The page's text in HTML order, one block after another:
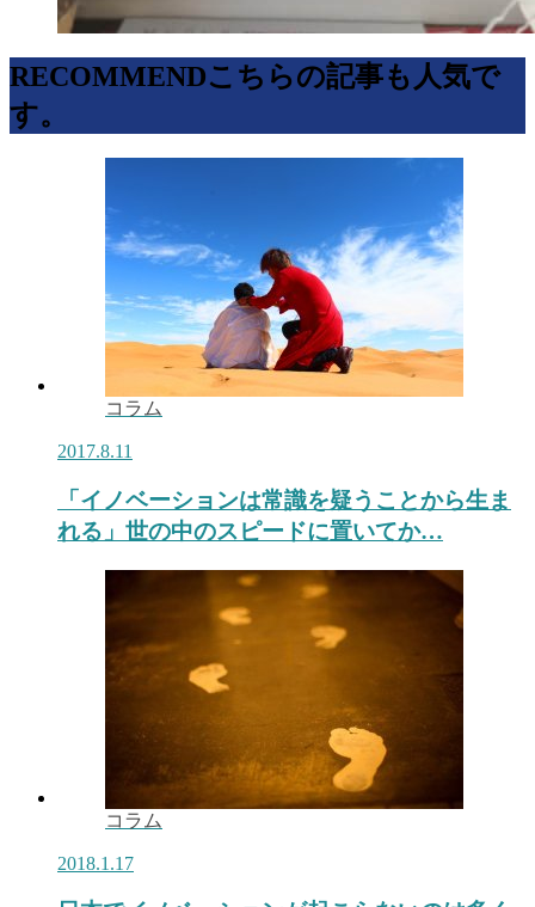
RECOMMENDこちらの記事も人気で
す。
コラム
2017.8.11
「イノベーションは常識を疑うことから生ま
れる」世の中のスピードに置いてか…
コラム
2018.1.17